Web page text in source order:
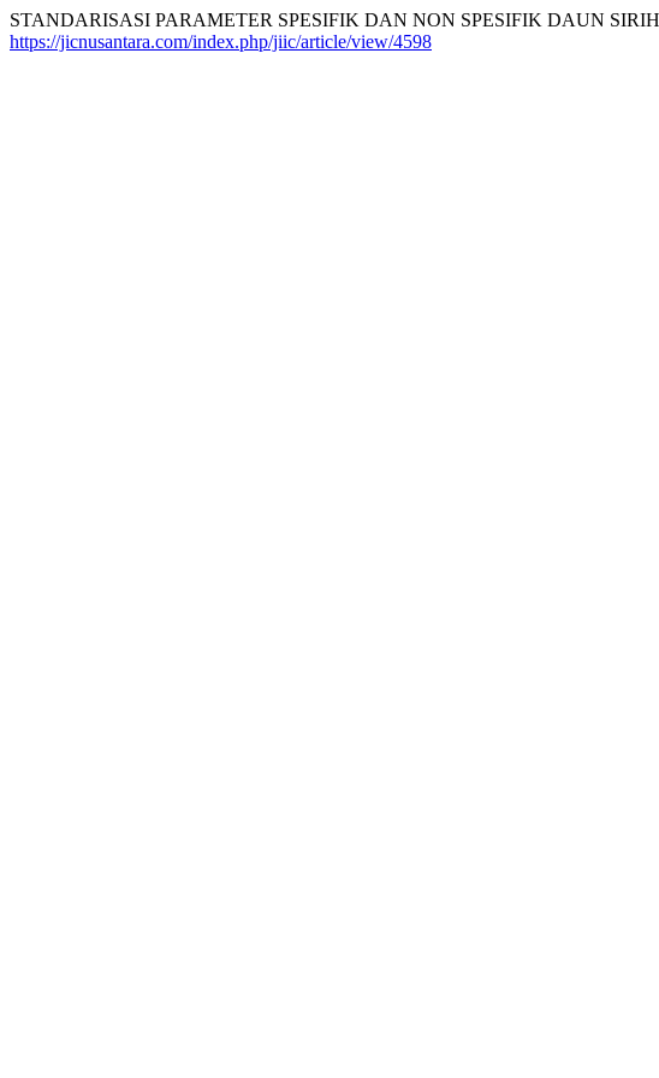
STANDARISASI PARAMETER SPESIFIK DAN NON SPESIFIK DAUN
https://jicnusantara.com/index.php/jiic/article/view/4598